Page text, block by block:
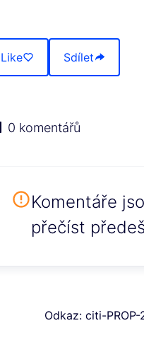
Like Sdílet
0 komentářů
Komentáře
přečíst
Odkaz: citi-